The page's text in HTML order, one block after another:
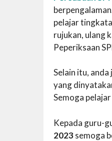
pelajar
rujukan, ulang
Peperiksaan
Selain itu,
yang
Semoga
Kepada guru-
2023semoga